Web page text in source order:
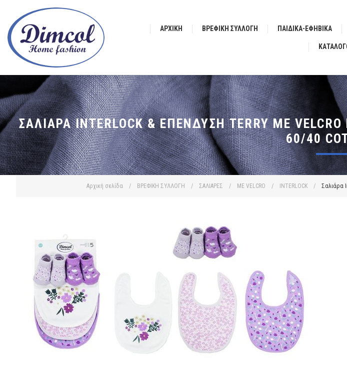
ΑΡΧΙΚΉ ΒΡΕΦΙΚΗ ΣΥΛΛΟΓΗ ΠΑΙΔΙΚΑ-ΕΦΗΒΙΚΑ
Αρχική σελίδα / ΒΡΕΦΙΚΗ ΣΥΛΛΟΓΗ / ΣΑΛΙΑΡΕΣ / ΜΕ VELCRO / INTERLOCK / Σαλιάρα
ΣΑΛΙΆΡΑ INTERLOCK & ΕΠΈΝΔΥΣΗ TERRY ΜΕ
60/40